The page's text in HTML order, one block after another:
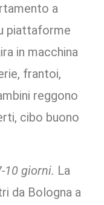
a
piattaforme
in macchina
frantoi,
reggono
cibo buono
10 giorni. La
da Bologna a